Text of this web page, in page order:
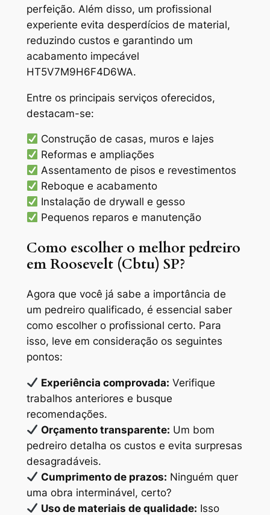
perfeição. Além disso, um profissional
experiente evita desperdícios de material,
reduzindo custos e garantindo um
acabamento impecável
HT5V7M9H6F4D6WA.
Entre os principais serviços oferecidos,
destacam-se:
Construção de casas, muros e lajes
Reformas e ampliações
Assentamento de pisos e revestimentos
Reboque e acabamento
Instalação de drywall e gesso
Pequenos reparos e manutenção
Como escolher o melhor pedreiro
em Roosevelt (Cbtu) SP?
Agora que você já sabe a importância de
um pedreiro qualificado, é essencial saber
como escolher o profissional certo. Para
isso, leve em consideração os seguintes
pontos:
Experiência comprovada: Verifique
trabalhos anteriores e busque
recomendações.
Orçamento transparente: Um bom
pedreiro detalha os custos e evita surpresas
desagradáveis.
Cumprimento de prazos: Ninguém quer
uma obra interminável, certo?
Uso de materiais de qualidade: Isso